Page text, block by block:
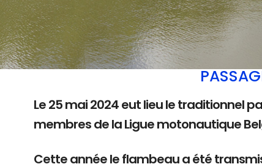
Le 25 mai 2024 eut lieu le traditionnel
membres de la Ligue motonautique
Cette année le flambeau a été